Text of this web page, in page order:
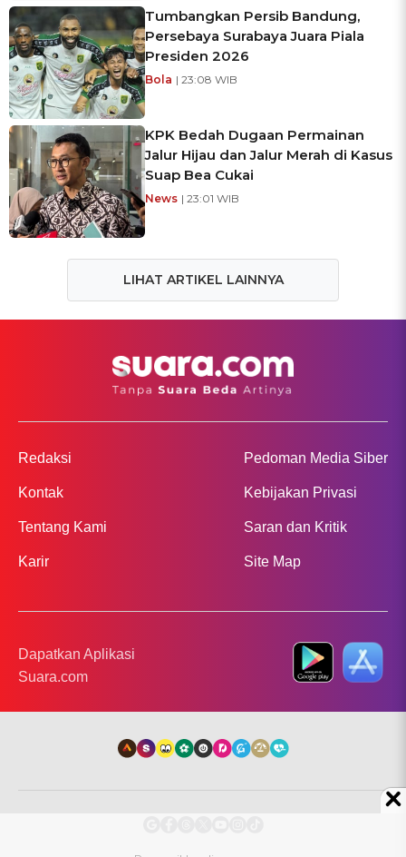
Tumbangkan Persib Bandung,
Persebaya Surabaya Juara Piala
Presiden 2026
Bola | 23:08 WIB
KPK Bedah Dugaan Permainan
Jalur Hijau dan Jalur Merah di Kasus
Suap Bea Cukai
News | 23:01 WIB
LIHAT ARTIKEL LAINNYA
Redaksi
Kontak
Tentang Kami
Karir
Pedoman Media Siber
Kebijakan Privasi
Saran dan Kritik
Site Map
Dapatkan Aplikasi
Suara.com